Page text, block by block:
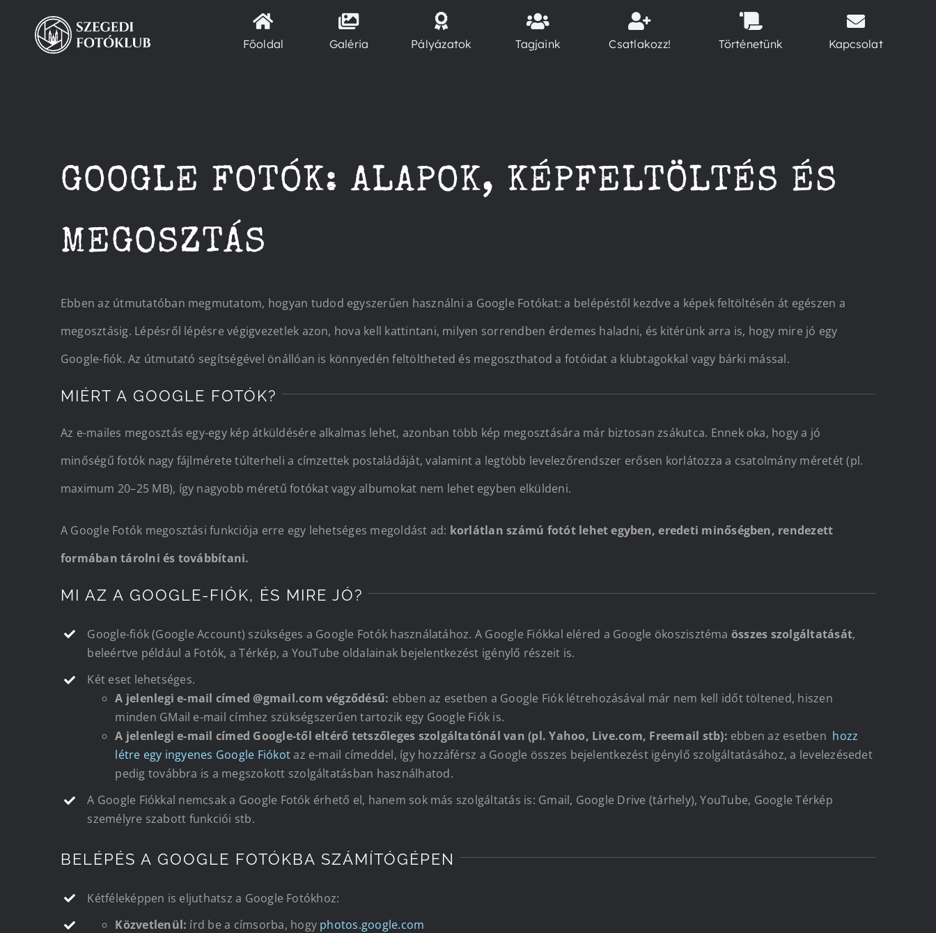
Kihagyás
Főoldal Galéria Pályázatok Tagjaink Csatlakozz! Történetünk Kapcsolat
GOOGLE FOTÓK: ALAPOK, KÉPFELTÖLTÉS ÉS
MEGOSZTÁS
Ebben az útmutatóban megmutatom, hogyan tudod egyszerűen használni a Google Fotókat: a belépéstől kezdve a képek feltöltésén át egészen a
megosztásig. Lépésről lépésre végigvezetlek azon, hova kell kattintani, milyen sorrendben érdemes haladni, és kitérünk arra is, hogy mire jó egy
Google-fiók. Az útmutató segítségével önállóan is könnyedén feltöltheted és megoszthatod a fotóidat a klubtagokkal vagy bárki mással.
MIÉRT A GOOGLE FOTÓK?
Az e-mailes megosztás egy-egy kép átküldésére alkalmas lehet, azonban több kép megosztására már biztosan zsákutca. Ennek oka, hogy a jó
minőségű fotók nagy fájlmérete túlterheli a címzettek postaládáját, valamint a legtöbb levelezőrendszer erősen korlátozza a csatolmány méretét (pl.
maximum 20–25 MB), így nagyobb méretű fotókat vagy albumokat nem lehet egyben elküldeni.
A Google Fotók megosztási funkciója erre egy lehetséges megoldást ad: korlátlan számú fotót lehet egyben, eredeti minőségben, rendezett
formában tárolni és továbbítani.
MI AZ A GOOGLE-FIÓK, ÉS MIRE JÓ?
Google-fiók (Google Account) szükséges a Google Fotók használatához. A Google Fiókkal eléred a Google ökoszisztéma összes szolgáltatását,
beleértve például a Fotók, a Térkép, a YouTube oldalainak bejelentkezést igénylő részeit is.
Két eset lehetséges.
A jelenlegi e-mail címed @gmail.com végződésű: ebben az esetben a Google Fiók létrehozásával már nem kell időt töltened, hiszen
minden GMail e-mail címhez szükségszerűen tartozik egy Google Fiók is.
A jelenlegi e-mail címed Google-től eltérő tetszőleges szolgáltatónál van (pl. Yahoo, Live.com, Freemail stb): ebben az esetben hozz
létre egy ingyenes Google Fiókotaz e-mail címeddel, így hozzáférsz a Google összes bejelentkezést igénylő szolgáltatásához, a levelezésedet
pedig továbbra is a megszokott szolgáltatásban használhatod.
A Google Fiókkal nemcsak a Google Fotók érhető el, hanem sok más szolgáltatás is: Gmail, Google Drive (tárhely), YouTube, Google Térkép
személyre szabott funkciói stb.
BELÉPÉS A GOOGLE FOTÓKBA SZÁMÍTÓGÉPEN
Kétféleképpen is eljuthatsz a Google Fotókhoz:
Közvetlenül: írd be a címsorba, hogy photos.google.com